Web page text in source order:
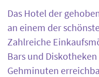
Das Hotel der
an einem der
Zahlreiche
Bars und
Gehminuten